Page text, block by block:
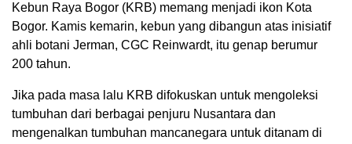
Kebun Raya Bogor (KRB) memang menjadi ikon Kota
Bogor. Kamis kemarin, kebun yang dibangun atas inisiatif
ahli botani Jerman, CGC Reinwardt, itu genap berumur
200 tahun.
Jika pada masa lalu KRB difokuskan untuk mengoleksi
tumbuhan dari berbagai penjuru Nusantara dan
mengenalkan tumbuhan mancanegara untuk ditanam di